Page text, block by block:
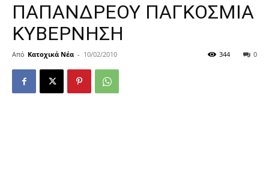
ΠΑΠΑΝΔΡΕΟΥ ΠΑΓΚΟΣΜΙΑ
ΚΥΒΕΡΝΗΣΗ
Από Κατοχικά Νέα - 10/02/2010 0
344